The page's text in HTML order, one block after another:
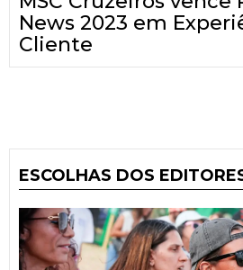
News 2023 em
Cliente
ESCOLHAS DOS